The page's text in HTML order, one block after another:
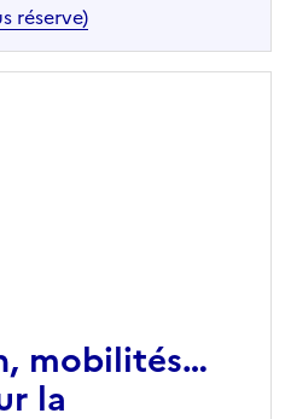
réserve)
mobilités…
la